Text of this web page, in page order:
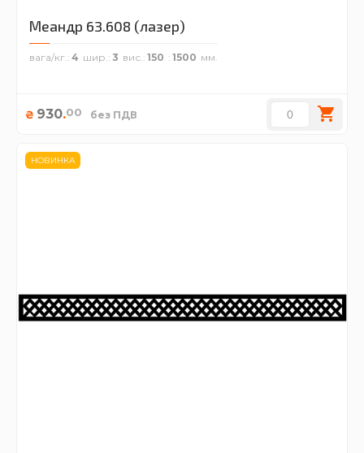
Меандр 63.608 (лазер)
вага/кг. 4 шир. 3 вис. 150 1500
₴ 930.00 без ПДВ
НОВИНКА